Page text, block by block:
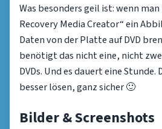
Was besonders geil ist: wenn
Recovery Media Creator“ ein
Daten von der Platte auf DVD
benötigt das nicht eine, nicht
DVDs. Und es dauert eine Stunde.
besser lösen, ganz sicher 🙂
Bilder & Screenshots